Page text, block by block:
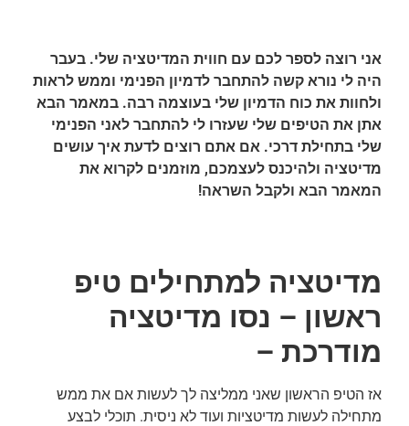
אני רוצה לספר לכם עם חווית המדיטציה שלי. בעבר
היה לי נורא קשה להתחבר לדמיון הפנימי וממש לראות
ולחוות את כוח הדמיון שלי בעוצמה רבה. במאמר הבא
אתן את הטיפים שלי שעזרו לי להתחבר לאני הפנימי
שלי בתחילת דרכי. אם אתם רוצים לדעת איך עושים
מדיטציה ולהיכנס לעצמכם, מוזמנים לקרוא את
המאמר הבא ולקבל השראה!
מדיטציה למתחילים טיפ
ראשון – נסו מדיטציה
מודרכת –
אז הטיפ הראשון שאני ממליצה לך לעשות אם את ממש
מתחילה לעשות מדיטציות ועוד לא ניסית. תוכלי לבצע